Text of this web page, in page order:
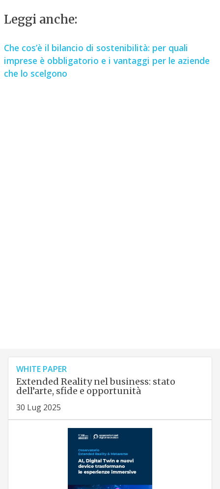
Leggi anche:
Che cos’è il bilancio di sostenibilità: per quali
imprese è obbligatorio e i vantaggi per le aziende
che lo scelgono
WHITE PAPER
Extended Reality nel business: stato
dell’arte, sfide e opportunità
30 Lug 2025